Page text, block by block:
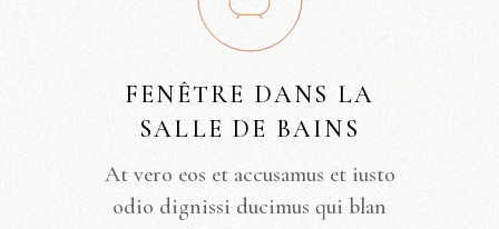
FENÊTRE DANS LA
SALLE DE BAINS
At vero eos et accusamus et iusto
odio dignissi ducimus qui blan